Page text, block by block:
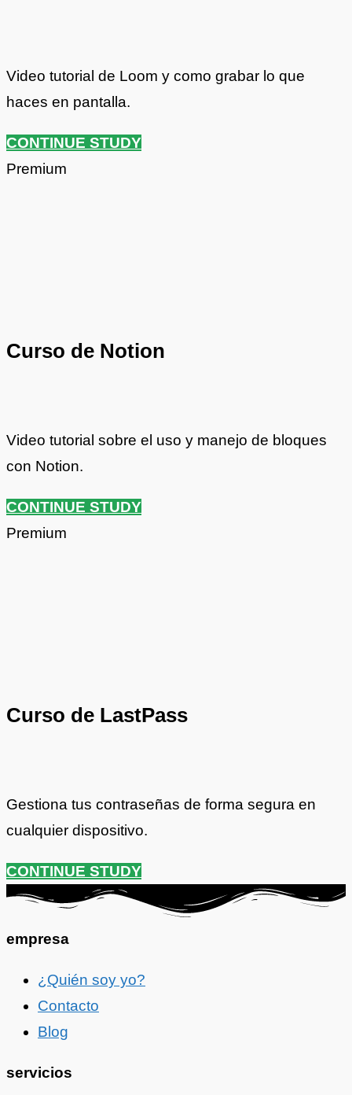
Video tutorial de Loom y como grabar lo que
haces en pantalla.
CONTINUE STUDY
Premium
Curso de Notion
Video tutorial sobre el uso y manejo de bloques
con Notion.
CONTINUE STUDY
Premium
Curso de LastPass
Gestiona tus contraseñas de forma segura en
cualquier dispositivo.
CONTINUE STUDY
empresa
¿Quién soy yo?
Contacto
Blog
servicios